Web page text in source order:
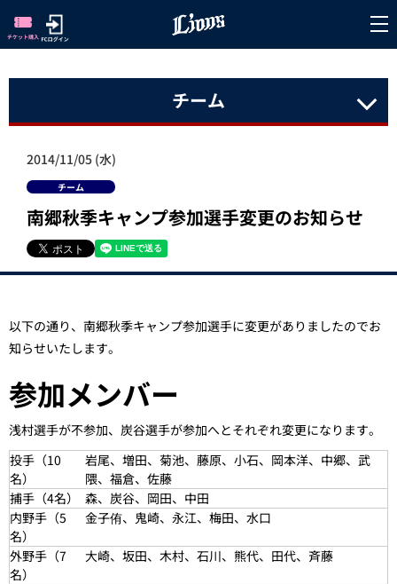
チーム
2014/11/05 (水)
チーム
南郷秋季キャンプ参加選手変更のお知らせ
以下の通り、南郷秋季キャンプ参加選手に変更がありましたのでお
知らせいたします。
参加メンバー
浅村選手が不参加、炭谷選手が参加へとそれぞれ変更になります。
投手（10
名）
岩尾、増田、菊池、藤原、小石、岡本洋、中郷、武
隈、福倉、佐藤
捕手（4名）
森、炭谷、岡田、中田
内野手（5
名）
金子侑、鬼崎、永江、梅田、水口
外野手（7
名）
大崎、坂田、木村、石川、熊代、田代、斉藤